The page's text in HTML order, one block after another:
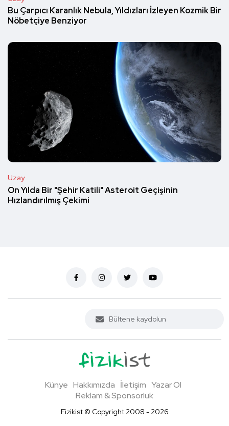
Bu Çarpıcı Karanlık Nebula, Yıldızları İzleyen Kozmik Bir
Nöbetçiye Benziyor
Uzay
On Yılda Bir "Şehir Katili" Asteroit Geçişinin
Hızlandırılmış Çekimi
Künye Hakkımızda İletişim Yazar Ol
Reklam & Sponsorluk
Fizikist © Copyright 2008 - 2026